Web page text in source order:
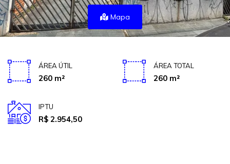
Mapa
ÁREA ÚTIL
260 m²
ÁREA TOTAL
260 m²
IPTU
R$ 2.954,50